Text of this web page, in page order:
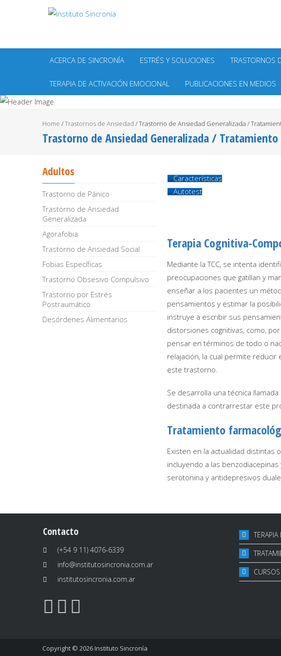
ACERCA DE SINCRONÍA ESTRÉS Y SOLUCIONES TRASTORNOS
TERAPIA DE ACTIVACIÓN EMOCIONAL PUBLICACIONES EN MEDIOS
Home /Trastornos de Ansiedad /Trastorno de Ansiedad Generalizada /
Trastorno de Ansiedad Generalizada / Tratamiento
Características
Autotest
Terapia Cognitiva-
Mediante la TCC, se intenta
preocupaciones que gatillan y
enseñar a los pacientes un
pensamientos y estimar la
instruye a escribir sus
distorsiones cognitivas, como,
pensar en términos de todo o
relajación, la cual permite
este trastorno.
Se desarrolla una técnica
destinada a contrarrestar este
Tratamiento
Existen en la actualidad distintas
incluyendo a las
serotonina y antidepresivos
Adultos
Trastorno de Pánico
Trastorno de Ansiedad
Generalizada
Agorafobia
Trastorno de Ansiedad Social
Fobias Específicas
Trastorno Obsesivo Compulsivo
Trastorno por Estrés
Postraumático
Desórdenes Alimentarios
Contacto
(+54 9 11) 4076-6339
info@institutosincronia.com.ar
institutosincronia.com.ar
Copyright © 2026Instituto Sincronía